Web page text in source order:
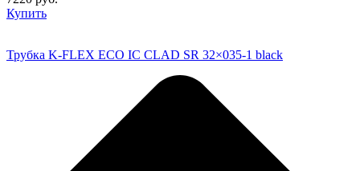
Купить
Трубка K-FLEX ECO IC CLAD SR 32×035-1 black